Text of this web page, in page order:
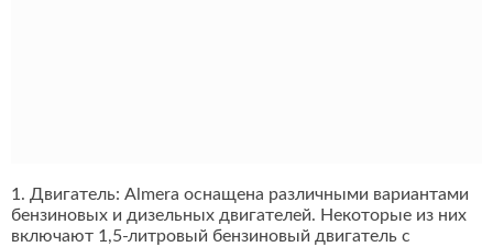
1. Двигатель: Almera оснащена различными вариантами
бензиновых и дизельных двигателей. Некоторые из них
включают 1,5-литровый бензиновый двигатель с